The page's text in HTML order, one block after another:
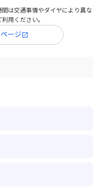
は交通事情やダイヤにより異な
用ください。
ージ